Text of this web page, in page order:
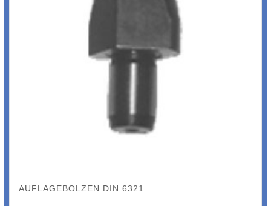
AUFLAGEBOLZEN DIN 6321